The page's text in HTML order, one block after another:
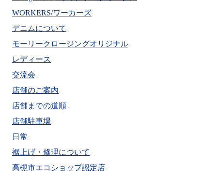
WORKERS/ワーカーズ
デニムについて
モーリークロージングオリジナル
レディース
交流会
店舗のご案内
店舗までの道順
店舗駐車場
日常
裾上げ・修理について
高槻市エコショップ認定店